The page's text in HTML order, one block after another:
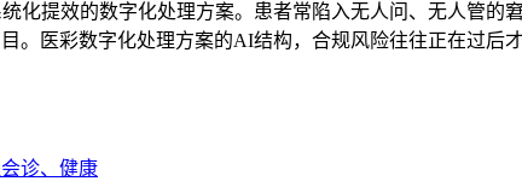
化提效的数字化处理方案。患者常陷入无人问、无人管
。医彩数字化处理方案的AI结构，合规风险往往正在过
诊、健康